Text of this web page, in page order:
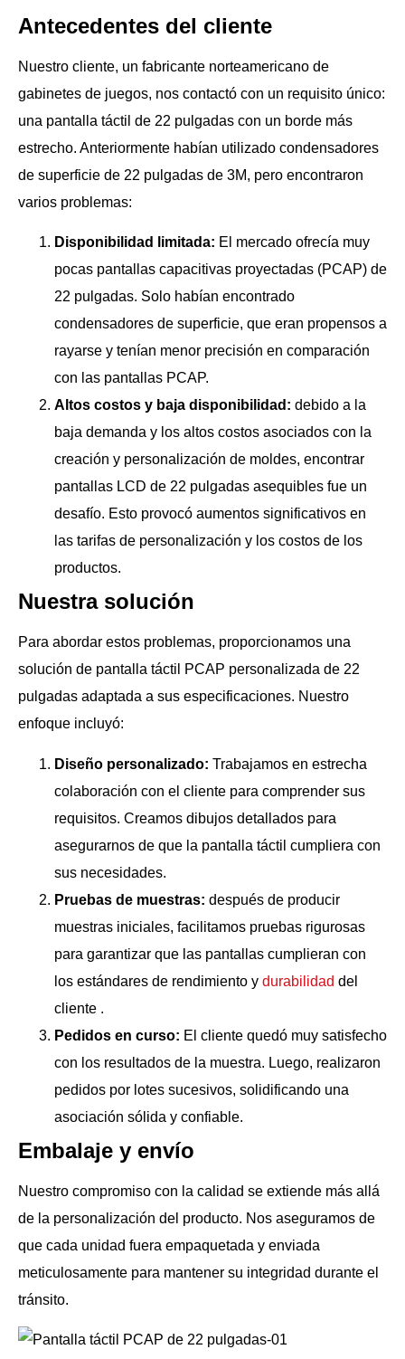
Antecedentes del cliente
Nuestro cliente, un fabricante norteamericano de
gabinetes de juegos, nos contactó con un requisito único:
una pantalla táctil de 22 pulgadas con un borde más
estrecho. Anteriormente habían utilizado condensadores
de superficie de 22 pulgadas de 3M, pero encontraron
varios problemas:
Disponibilidad limitada: El mercado ofrecía muy
pocas pantallas capacitivas proyectadas (PCAP) de
22 pulgadas. Solo habían encontrado
condensadores de superficie, que eran propensos a
rayarse y tenían menor precisión en comparación
con las pantallas PCAP.
Altos costos y baja disponibilidad: debido a la
baja demanda y los altos costos asociados con la
creación y personalización de moldes, encontrar
pantallas LCD de 22 pulgadas asequibles fue un
desafío. Esto provocó aumentos significativos en
las tarifas de personalización y los costos de los
productos.
Nuestra solución
Para abordar estos problemas, proporcionamos una
solución de pantalla táctil PCAP personalizada de 22
pulgadas adaptada a sus especificaciones. Nuestro
enfoque incluyó:
Diseño personalizado: Trabajamos en estrecha
colaboración con el cliente para comprender sus
requisitos. Creamos dibujos detallados para
asegurarnos de que la pantalla táctil cumpliera con
sus necesidades.
Pruebas de muestras: después de producir
muestras iniciales, facilitamos pruebas rigurosas
para garantizar que las pantallas cumplieran con
los estándares de rendimiento y durabilidad del
cliente .
Pedidos en curso: El cliente quedó muy satisfecho
con los resultados de la muestra. Luego, realizaron
pedidos por lotes sucesivos, solidificando una
asociación sólida y confiable.
Embalaje y envío
Nuestro compromiso con la calidad se extiende más allá
de la personalización del producto. Nos aseguramos de
que cada unidad fuera empaquetada y enviada
meticulosamente para mantener su integridad durante el
tránsito.